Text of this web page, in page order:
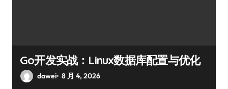
Go开发实战：Linux数据库配置与优化
dawei 8 月 4, 2026